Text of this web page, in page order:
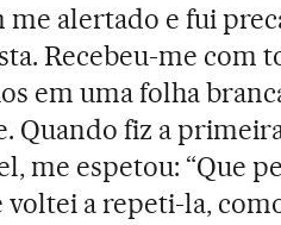
me alertado e fui
Recebeu-me com
em uma folha
Quando fiz a
me espetou: “Que
voltei a repeti-la,